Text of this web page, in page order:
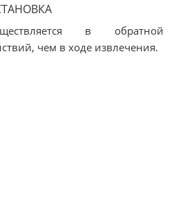
в обратной
чем в ходе извлечения.